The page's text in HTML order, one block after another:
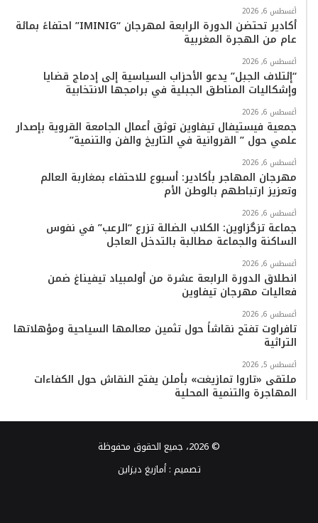
م
أغسطس 6, 2026
أكادير تحتضن الدورة الرابعة لمهرجان “IMINIG” احتفاءً بمائة
عام من الهجرة المغربية
أغسطس 6, 2026
“إئتلاف الجبل” يدعو الأحزاب السياسية إلى إدماج قضايا
وإشكاليات المناطق الجبلية في برامجها الانتخابية
أغسطس 6, 2026
جمعية فيستيفال تيفاوين توثق أعمال الجامعة القروية بإصدار
علمي حول ” القروانية في التاريخ والفن والتنمية”
أغسطس 6, 2026
مهرجان المهاجر بأكادير: أسبوع للاحتفاء بمغاربة العالم
وتعزيز ارتباطهم بالوطن الأم
أغسطس 6, 2026
جماعة تزگزاوين: الكلاب الضالة تزرع “الرعب” في نفوس
الساكنة والجماعة مطالبة بالتدخل العاجل
أغسطس 6, 2026
انطلاق الدورة الرابعة عشرة من أولمبياد تيفيناغ ضمن
فعاليات مهرجان تيفاوين
أغسطس 6, 2026
تافراوت تفتح نقاشاً حول تثمين معالمها السياحية ومؤهلاتها
التراثية
أغسطس 5, 2026
ملتقى «تاروا تمازيغت» بأملن يفتح النقاش حول الكفاءات
المهاجرة والتنمية المحلية
© 2026، جميع الحقوق محفوظة
تصميم :أمازيغ ديزاين